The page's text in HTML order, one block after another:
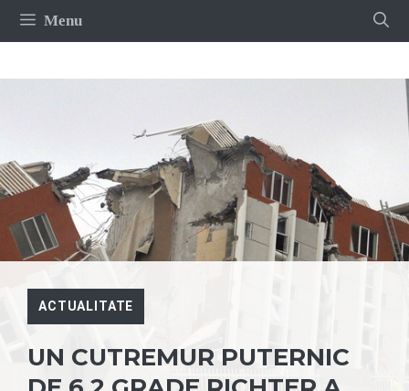
Sari
Menu
ACTUALITATE
UN CUTREMUR PUTERNIC